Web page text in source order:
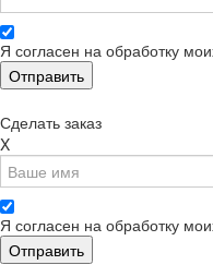
Я согласен на обработку
Сделать заказ
X
Я согласен на обработку